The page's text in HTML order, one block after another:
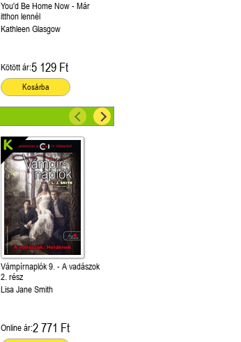
You'd Be Home Now - Már
itthon lennél
Kathleen Glasgow
Kötött ár:5 129 Ft
Kosárba
Vámpírnaplók 9. - A vadászok
2. rész
Lisa Jane Smith
Online ár:2 771 Ft